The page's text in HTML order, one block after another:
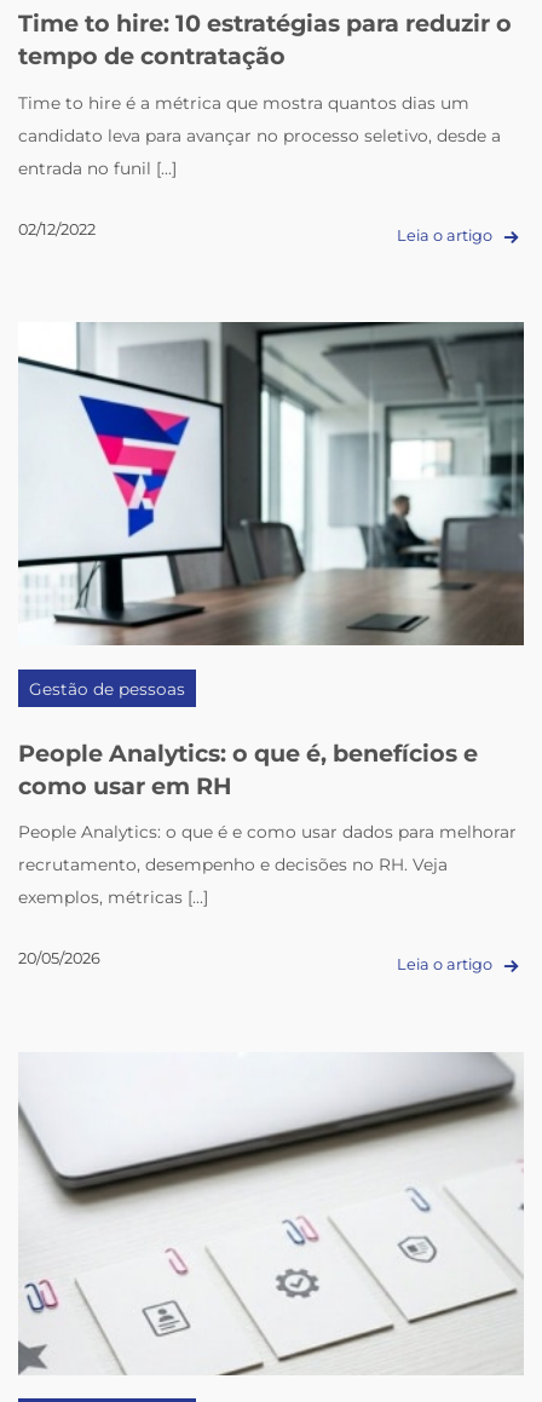
Time to hire: 10 estratégias para reduzir o
tempo de contratação
Time to hire é a métrica que mostra quantos dias um
candidato leva para avançar no processo seletivo, desde a
entrada no funil [...]
02/12/2022 Leia o artigo
Gestão de pessoas
People Analytics: o que é, benefícios e
como usar em RH
People Analytics: o que é e como usar dados para melhorar
recrutamento, desempenho e decisões no RH. Veja
exemplos, métricas [...]
20/05/2026 Leia o artigo